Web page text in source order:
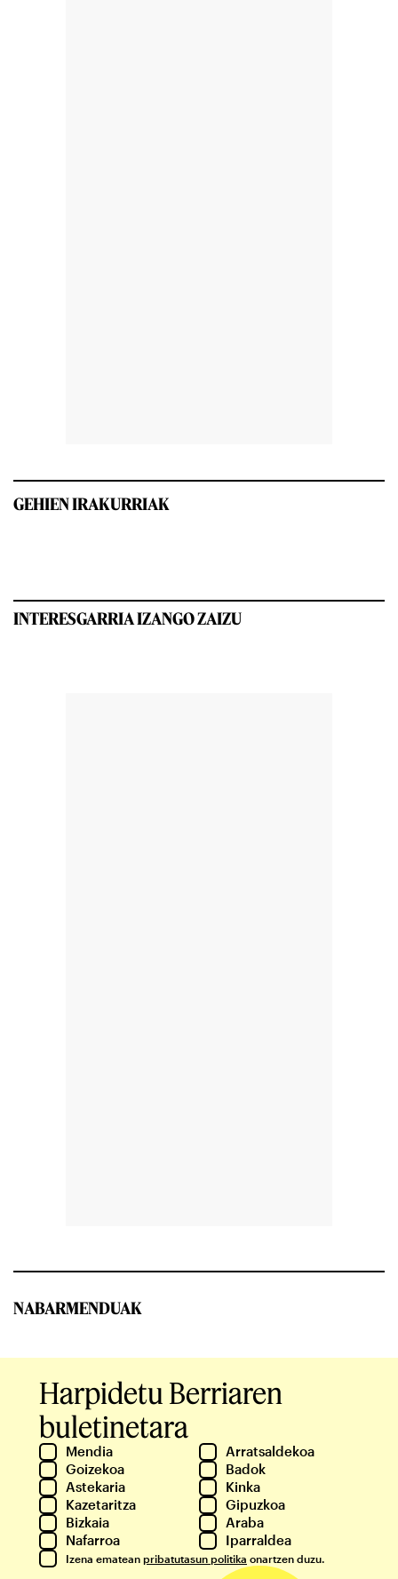
GEHIEN IRAKURRIAK
INTERESGARRIA IZANGO ZAIZU
NABARMENDUAK
Harpidetu Berriaren
buletinetara
Mendia
Arratsaldekoa
Goizekoa
Badok
Astekaria
Kinka
Kazetaritza
Gipuzkoa
Bizkaia
Araba
Nafarroa
Iparraldea
Izena ematean pribatutasun politika onartzen duzu.